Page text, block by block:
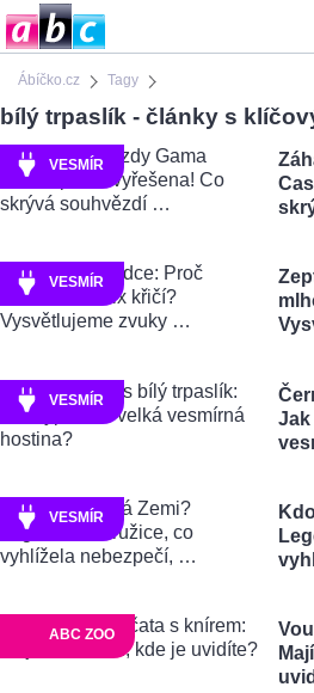
Ábíčko.cz Tagy
bílý trpaslík - články s
VESMÍR
VESMÍR
VESMÍR
Jak
VESMÍR
ABC ZOO